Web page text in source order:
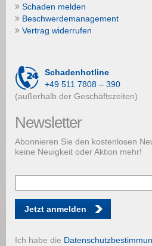
Schaden melden
Beschwerdemanagement
Vertrag widerrufen
Schadenhotline
+49 511 7808 – 390
(außerhalb der Geschäftszeiten)
Newsletter
Abonnieren Sie den kostenlosen
keine Neuigkeit oder Aktion mehr!
Jetzt anmelden
Ich habe die